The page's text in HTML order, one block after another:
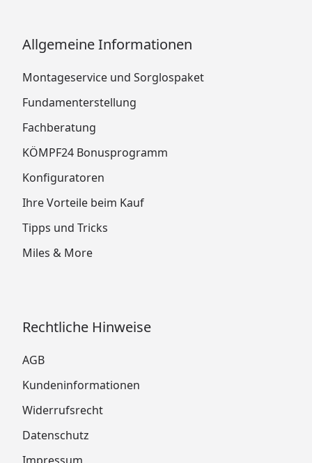
Allgemeine Informationen
Montageservice und Sorglospaket
Fundamenterstellung
Fachberatung
KÖMPF24 Bonusprogramm
Konfiguratoren
Ihre Vorteile beim Kauf
Tipps und Tricks
Miles & More
Rechtliche Hinweise
AGB
Kundeninformationen
Widerrufsrecht
Datenschutz